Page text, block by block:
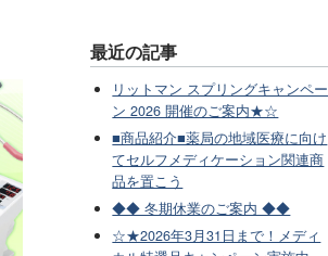
最近の記事
リットマン スプリングキャンペー
ン 2026 開催のご案内★☆
■商品紹介■薬局の地域医療に向け
てセルフメディケーション関連商
品を置こう
◆◆ 冬期休業のご案内 ◆◆
☆★2026年3月31日まで！メディ